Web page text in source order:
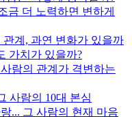
금 더 노력하면 변하게
계, 과연 변화가 있을까
가치가 있을까?
람의 관계가 격변하는
사람의 10대 본심
... 그 사람의 현재 마음